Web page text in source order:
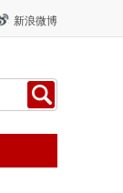
新浪微博